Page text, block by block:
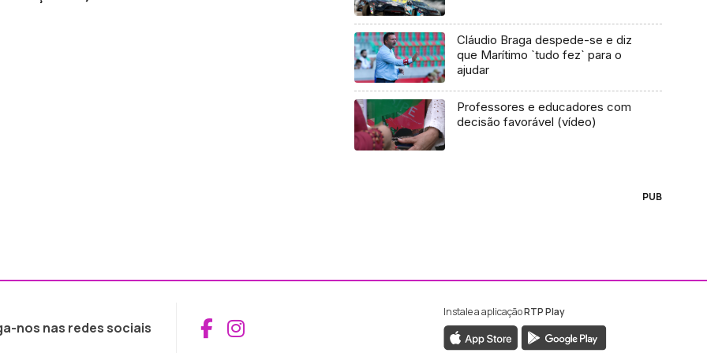
Cláudio Braga despede-se e diz
que Marítimo `tudo fez` para o
ajudar
Professores e educadores com
decisão favorável (vídeo)
PUB
nos nas redes sociais Aceder ao Facebook da RTP Madeira
Aceder ao Instagram da RTP Madeira
Instale a aplicaçãoRTP Play